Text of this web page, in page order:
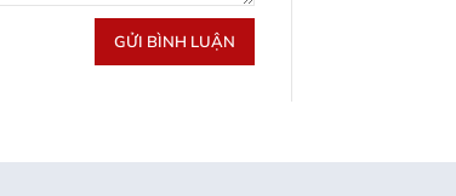
GỬI BÌNH LUẬN